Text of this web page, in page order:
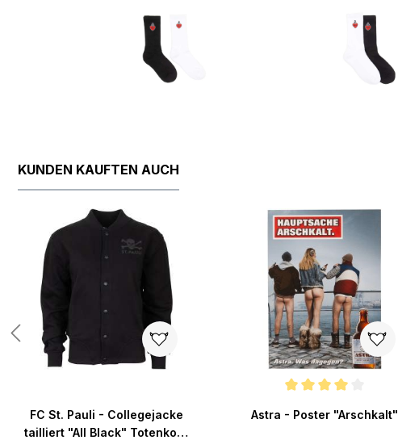
KUNDEN KAUFTEN AUCH
FC St. Pauli - Collegejacke
tailliert "All Black" Totenkopf
Astra - Poster "Arschkalt"